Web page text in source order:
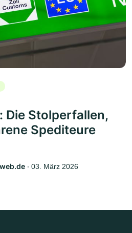
Die Stolperfallen,
Spediteure
‧ 03. März 2026